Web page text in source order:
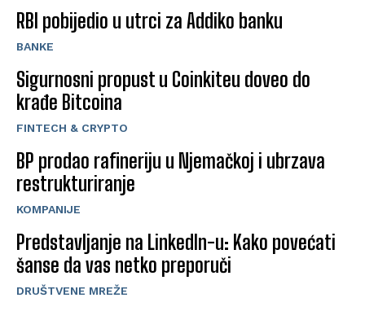
RBI pobijedio u utrci za Addiko banku
BANKE
Sigurnosni propust u Coinkiteu doveo do
krađe Bitcoina
FINTECH & CRYPTO
BP prodao rafineriju u Njemačkoj i ubrzava
restrukturiranje
KOMPANIJE
Predstavljanje na LinkedIn-u: Kako povećati
šanse da vas netko preporuči
DRUŠTVENE MREŽE